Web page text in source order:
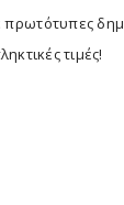
τιμές!